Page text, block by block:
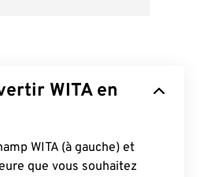
WITA en
WITA (à gauche) et
que vous souhaitez